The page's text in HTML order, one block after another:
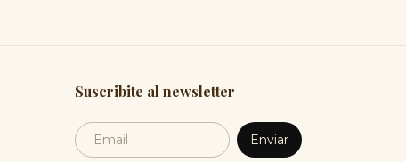
Suscribite al newsletter